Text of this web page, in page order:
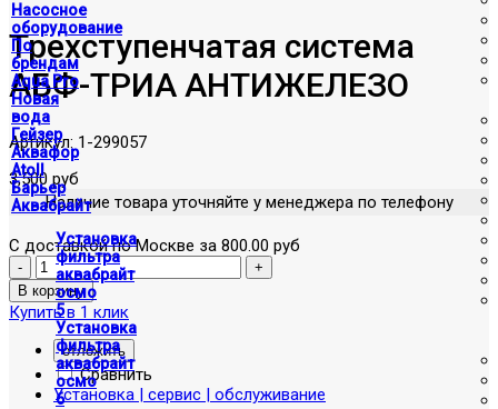
Насосное
оборудование
По
брендам
Aqua Pro
Новая
вода
Гейзер
Аквафор
Atoll
Барьер
Аквабрайт
Установка
фильтра
аквабрайт
осмо
5
Установка
фильтра
аквабрайт
осмо
6
Трехступенчатая система
АБФ-ТРИА АНТИЖЕЛЕЗО
Артикул: 1-299057
3,500 руб
Наличие товара уточняйте у менеджера по телефону
С доставкой по Москве за 800.00 руб
Купить в 1 клик
отложить
Сравнить
Установка | сервис | обслуживание